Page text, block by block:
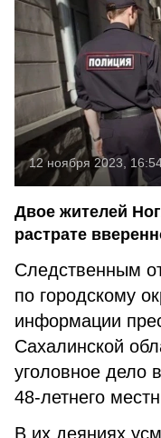
12 ноября 2023,
Двое жителей
растрате
Следственным
по городскому
информации
Сахалинской
уголовное дело
48-летнего
В их деяниях